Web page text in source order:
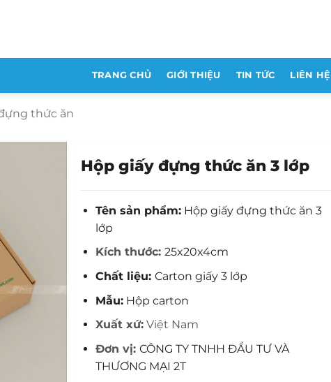
TRANG CHỦ GIỚI THIỆU TIN TỨC LIÊN HỆ
thức ăn
Hộp giấy đựng thức ăn 3 lớp
Tên sản phẩm: Hộp giấy đựng thức ăn 3
lớp
Kích thước:25x20x4cm
Chất liệu:Carton giấy 3 lớp
Mẫu: Hộp carton
Xuất xứ: Việt Nam
Đơn vị:CÔNG TY TNHH ĐẦU TƯ VÀ
THƯƠNG MẠI 2T